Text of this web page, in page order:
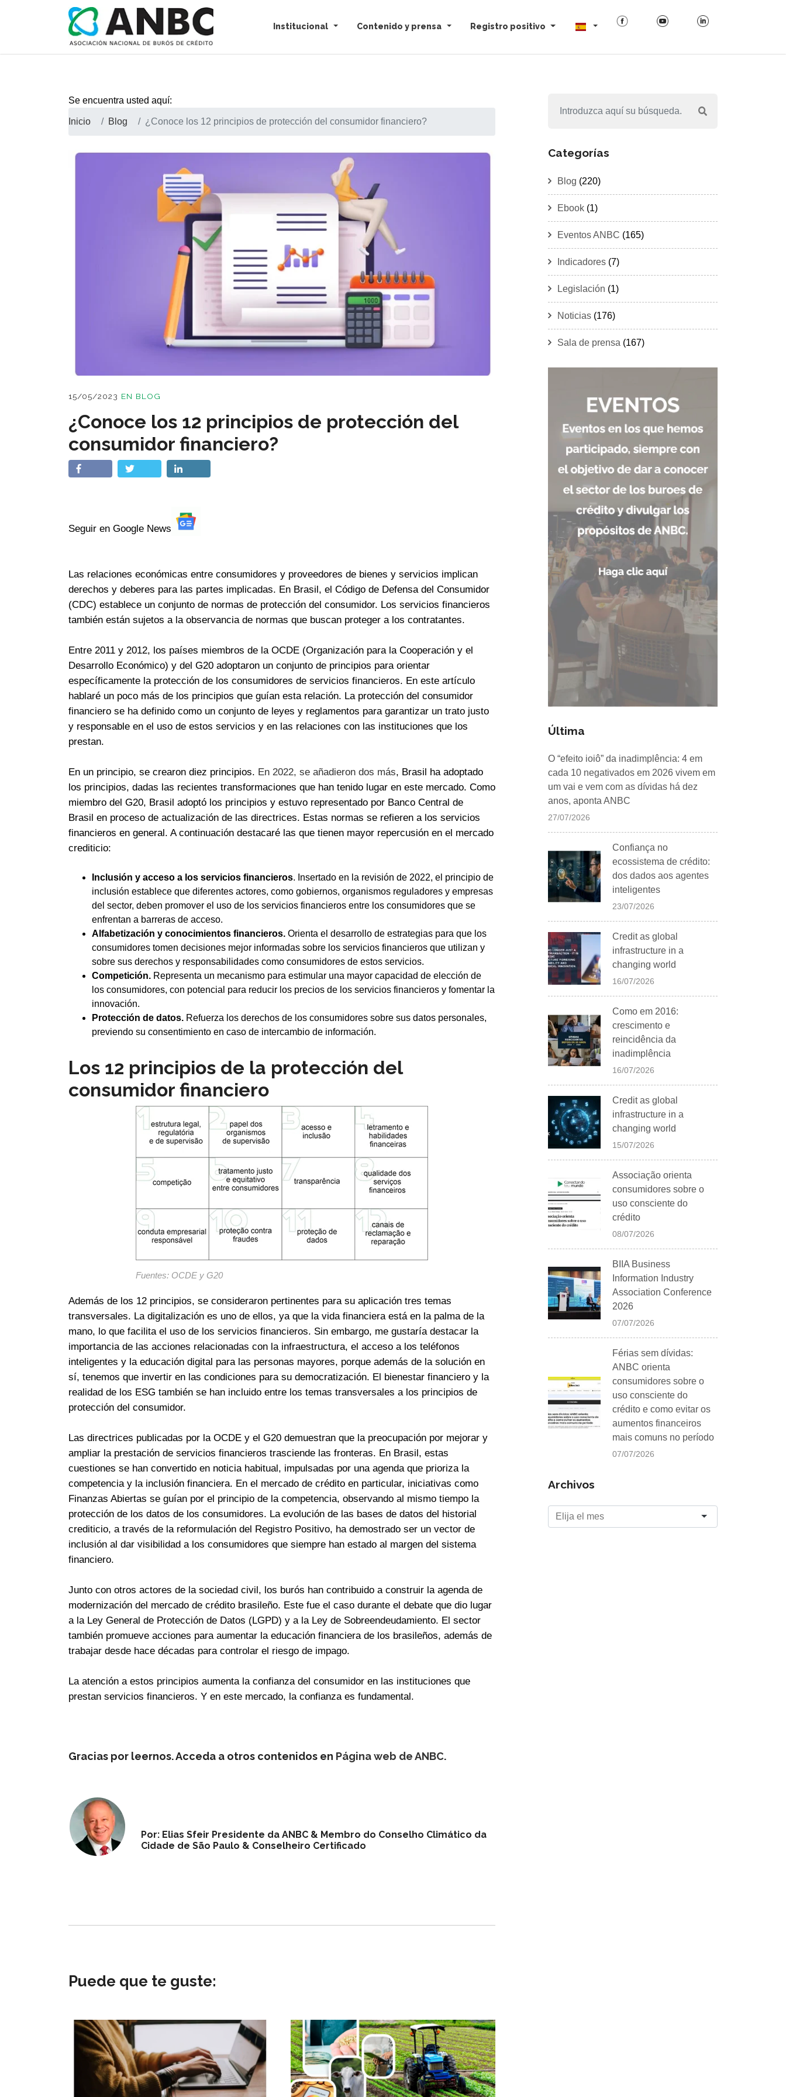
Institucional Contenido y prensa Registro positivo
Se encuentra usted aquí:
Inicio Blog ¿Conoce los 12 principios de protección del consumidor financiero?
15/05/2023 EN BLOG
¿Conoce los 12 principios de protección del
consumidor financiero?
Seguir en Google News
Las relaciones económicas entre consumidores y proveedores de bienes y servicios implican
derechos y deberes para las partes implicadas. En Brasil, el Código de Defensa del Consumidor
(CDC) establece un conjunto de normas de protección del consumidor. Los servicios financieros
también están sujetos a la observancia de normas que buscan proteger a los contratantes.
Entre 2011 y 2012, los países miembros de la OCDE (Organización para la Cooperación y el
Desarrollo Económico) y del G20 adoptaron un conjunto de principios para orientar
específicamente la protección de los consumidores de servicios financieros. En este artículo
hablaré un poco más de los principios que guían esta relación. La protección del consumidor
financiero se ha definido como un conjunto de leyes y reglamentos para garantizar un trato justo
y responsable en el uso de estos servicios y en las relaciones con las instituciones que los
prestan.
En un principio, se crearon diez principios. En 2022, se añadieron dos más, Brasil ha adoptado
los principios, dadas las recientes transformaciones que han tenido lugar en este mercado. Como
miembro del G20, Brasil adoptó los principios y estuvo representado por Banco Central de
Brasil en proceso de actualización de las directrices. Estas normas se refieren a los servicios
financieros en general. A continuación destacaré las que tienen mayor repercusión en el mercado
crediticio:
Inclusión y acceso a los servicios financieros. Insertado en la revisión de 2022, el principio de
inclusión establece que diferentes actores, como gobiernos, organismos reguladores y empresas
del sector, deben promover el uso de los servicios financieros entre los consumidores que se
enfrentan a barreras de acceso.
Alfabetización y conocimientos financieros. Orienta el desarrollo de estrategias para que los
consumidores tomen decisiones mejor informadas sobre los servicios financieros que utilizan y
sobre sus derechos y responsabilidades como consumidores de estos servicios.
Competición. Representa un mecanismo para estimular una mayor capacidad de elección de
los consumidores, con potencial para reducir los precios de los servicios financieros y fomentar la
innovación.
Protección de datos. Refuerza los derechos de los consumidores sobre sus datos personales,
previendo su consentimiento en caso de intercambio de información.
Los 12 principios de la protección del
consumidor financiero
Fuentes: OCDE y G20
Además de los 12 principios, se consideraron pertinentes para su aplicación tres temas
transversales. La digitalización es uno de ellos, ya que la vida financiera está en la palma de la
mano, lo que facilita el uso de los servicios financieros. Sin embargo, me gustaría destacar la
importancia de las acciones relacionadas con la infraestructura, el acceso a los teléfonos
inteligentes y la educación digital para las personas mayores, porque además de la solución en
sí, tenemos que invertir en las condiciones para su democratización. El bienestar financiero y la
realidad de los ESG también se han incluido entre los temas transversales a los principios de
protección del consumidor.
Las directrices publicadas por la OCDE y el G20 demuestran que la preocupación por mejorar y
ampliar la prestación de servicios financieros trasciende las fronteras. En Brasil, estas
cuestiones se han convertido en noticia habitual, impulsadas por una agenda que prioriza la
competencia y la inclusión financiera. En el mercado de crédito en particular, iniciativas como
Finanzas Abiertas se guían por el principio de la competencia, observando al mismo tiempo la
protección de los datos de los consumidores. La evolución de las bases de datos del historial
crediticio, a través de la reformulación del Registro Positivo, ha demostrado ser un vector de
inclusión al dar visibilidad a los consumidores que siempre han estado al margen del sistema
financiero.
Junto con otros actores de la sociedad civil, los burós han contribuido a construir la agenda de
modernización del mercado de crédito brasileño. Este fue el caso durante el debate que dio lugar
a la Ley General de Protección de Datos (LGPD) y a la Ley de Sobreendeudamiento. El sector
también promueve acciones para aumentar la educación financiera de los brasileños, además de
trabajar desde hace décadas para controlar el riesgo de impago.
La atención a estos principios aumenta la confianza del consumidor en las instituciones que
prestan servicios financieros. Y en este mercado, la confianza es fundamental.
Gracias por leernos. Acceda a otros contenidos en Página web de ANBC.
Por: Elias Sfeir Presidente da ANBC & Membro do Conselho Climático da
Cidade de São Paulo & Conselheiro Certificado
Puede que te guste:
Categorías
Blog (220)
Ebook (1)
Eventos ANBC (165)
Indicadores (7)
Legislación (1)
Noticias (176)
Sala de prensa (167)
Última
O “efeito ioiô” da inadimplência: 4 em
cada 10 negativados em 2026 vivem em
um vai e vem com as dívidas há dez
anos, aponta ANBC
27/07/2026
Confiança no
ecossistema de crédito:
dos dados aos agentes
inteligentes
23/07/2026
Credit as global
infrastructure in a
changing world
16/07/2026
Como em 2016:
crescimento e
reincidência da
inadimplência
16/07/2026
Credit as global
infrastructure in a
changing world
15/07/2026
Associação orienta
consumidores sobre o
uso consciente do
crédito
08/07/2026
BIIA Business
Information Industry
Association Conference
2026
07/07/2026
Férias sem dívidas:
ANBC orienta
consumidores sobre o
uso consciente do
crédito e como evitar os
aumentos financeiros
mais comuns no período
07/07/2026
Archivos